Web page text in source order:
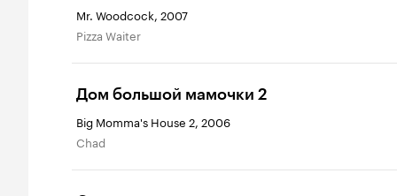
Mr. Woodcock, 2007
Pizza Waiter
Дом большой мамочки 2
Big Momma's House 2, 2006
Chad